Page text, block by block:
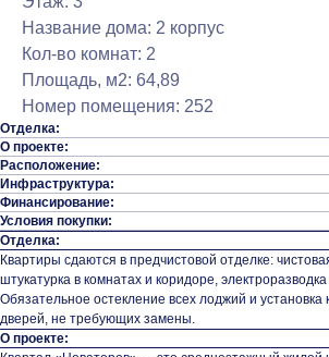
Название дома: 2 корпус
Кол-во комнат: 2
Площадь, м2: 64,89
Номер помещения: 252
Отделка:
О проекте:
Расположение:
Инфраструктура:
Финансирование:
Условия покупки:
Отделка:
Квартиры сдаются в предчистовой отделке:
штукатурка в комнатах и коридоре,
Обязательное остекление всех лоджий и установка
дверей, не требующих замены.
О проекте: